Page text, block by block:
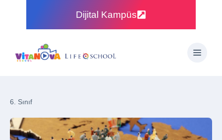
Dijital Kampüs
6. Sınıf